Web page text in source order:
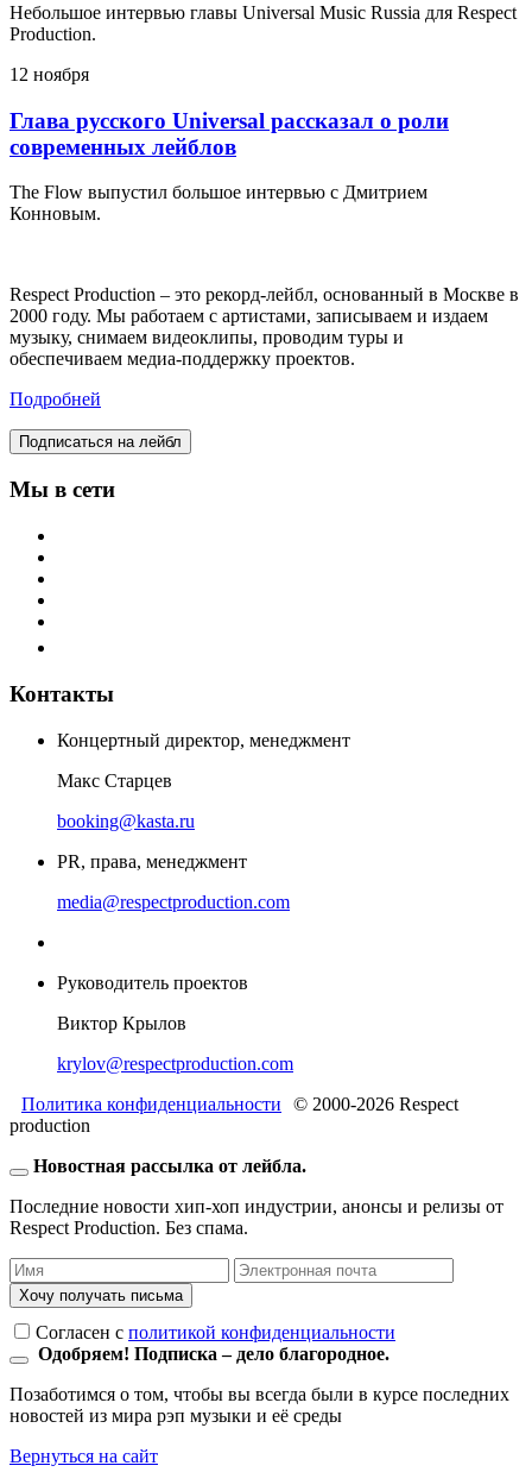
Небольшое интервью главы Universal Music Russia для Respect
Production.
12 ноября
Глава русского Universal рассказал о роли
современных лейблов
The Flow выпустил большое интервью с Дмитрием
Конновым.
Respect Production – это рекорд-лейбл, основанный в Москве в
2000 году. Мы работаем с артистами, записываем и издаем
музыку, снимаем видеоклипы, проводим туры и
обеспечиваем медиа-поддержку проектов.
Подробней
Подписаться на лейбл
Мы в сети
Контакты
Концертный директор, менеджмент
Макс Старцев
booking@kasta.ru
PR, права, менеджмент
media@respectproduction.com
Руководитель проектов
Виктор Крылов
krylov@respectproduction.com
Политика конфиденциальности
© 2000-2026 Respect
production
Новостная рассылка от лейбла.
Последние новости хип-хоп индустрии, анонсы и релизы от
Respect Production. Без спама.
Хочу получать письма
Согласен c политикой конфиденциальности
Одобряем! Подписка – дело благородное.
Позаботимся о том, чтобы вы всегда были в курсе последних
новостей из мира рэп музыки и её среды
Вернуться на сайт